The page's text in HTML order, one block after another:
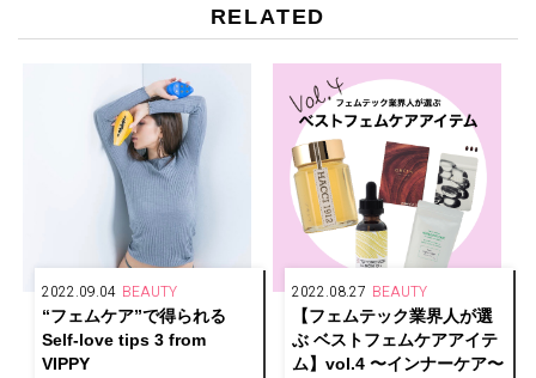
RELATED
2022.09.04 BEAUTY
“フェムケア”で得られる
Self-love tips 3 from
VIPPY
2022.08.27 BEAUTY
【フェムテック業界人が選
ぶ ベストフェムケアアイテ
ム】vol.4 〜インナーケア〜